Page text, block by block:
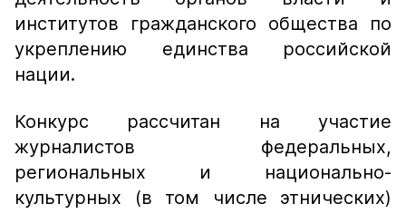
институтов гражданского общества по
укреплению единства российской
нации.
Конкурс рассчитан на участие
журналистов федеральных,
региональных и национально-
культурных (в том числе этнических)